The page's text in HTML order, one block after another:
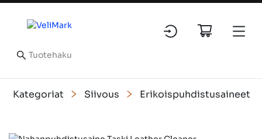
Kategoriat Siivous Erikoispuhdistusaineet